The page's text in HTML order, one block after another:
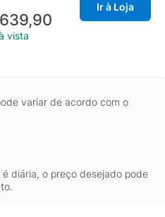
vista
Ir à Loja
variar de acordo com o
diária, o preço desejado pode